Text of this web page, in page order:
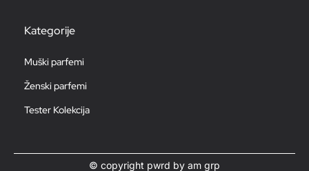
Kategorije
Muški parfemi
Ženski parfemi
Tester Kolekcija
© copyright pwrd by am grp